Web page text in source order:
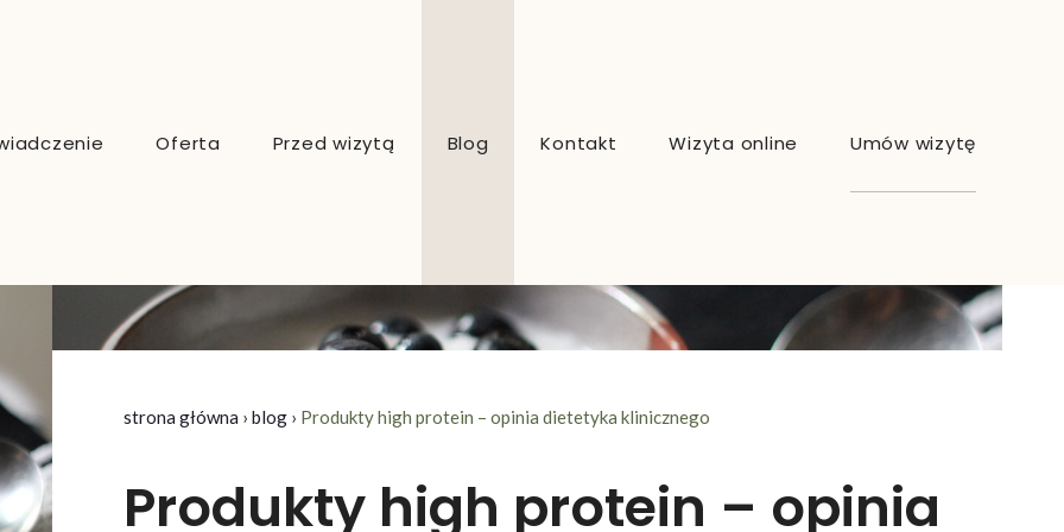
Oferta
Dietetyk kliniczny online
Konsultacje dietetyczne Kraków
Analiza składu ciała
Przed wizytą Blog Kontakt Wizyta online Umów wizytę
strona główna › blog › Produkty high protein – opinia dietetyka klinicznego
Produkty high protein – opinia